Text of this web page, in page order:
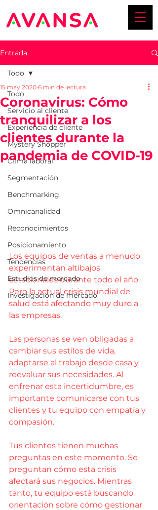
Entrada
Todo
Servicio al cliente
Experiencia de cliente
Mystery Shopper
Clima laboral
Segmentación
Benchmarking
Omnicanalidad
Reconocimientos
Posicionamiento
Tendencias
Estudios de mercado
Investigación de mercado
Todo
Coronavirus: Cómo
tranquilizar a los
clientes durante la
pandemia de COVID-19
15 may 2020 6 min de lectura
Los equipos de ventas a menudo
experimentan altibajos
estacionales durante todo el año.
Pero la actual crisis mundial de
salud está afectando muy duro a
las empresas.
Las personas se ven obligadas a
cambiar sus estilos de vida,
adaptarse al trabajo desde casa y
reevaluar sus necesidades. Al
enfrenar esta incertidumbre, es
importante comunicarse con tus
clientes y tu equipo con empatía y
compasión.
Tus clientes tienen muchas
preguntas en este momento. Se
preguntan cómo esta crisis
afectará sus negocios. Mientras
tanto, tu equipo está buscando
orientación sobre cómo gestionar